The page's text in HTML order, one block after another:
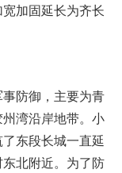
加固延长为齐长
防御，主要为青
湾沿岸地带。小
东段长城一直延
北附近。为了防